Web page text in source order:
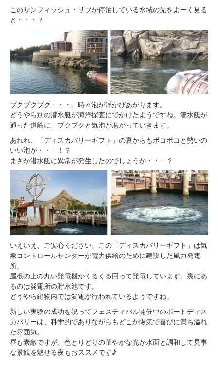
このサンフィッシュ・サブが停泊している水域の先をよーく見る
と・・・？
ブクブクブク・・・。時々泡が浮かびあがります。
どうやら別の潜水艇が海洋探査にでかけたようですね。潜水艇が
通った道筋に、ブクブクと気泡があがっていきます。
あれれ、「ディスカバリーギフト」の裏からもボコボコと勢いの
いい泡が・・・！？
まさか潜水艇に異常が発生したのでしょうか・・・？
いえいえ、ご安心ください。この「ディスカバリーギフト」は気
象コントロールセンターが電力供給のために建設した風力発電
所。
屋根の上の丸い発電機がくるくる回って発電しています。裏にあ
るのは発電所の貯水池です。
どうやら建物内では変電が行われているようですね。
新しい実験の成功を祝ってフェスティバル開催中のポートディス
カバリーは、科学的でありながらもどこか陽気で喜びに満ち溢れ
た雰囲気。
昼も素敵ですが、色とりどりの華やかな光が水面と調和して見事
な景観を魅せる夜もおススメです♪